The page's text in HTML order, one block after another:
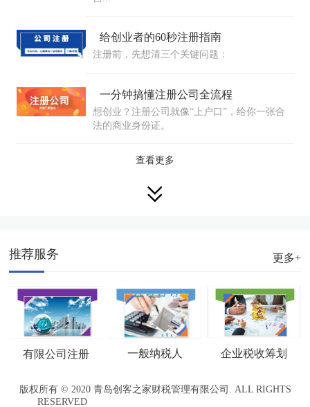
给创业者的60秒注册指南
注册前，先想清三个关键问题：
一分钟搞懂注册公司全流程
想创业？注册公司就像“上户口”，给你一张合
法的商业身份证。
查看更多
推荐服务 更多+
有限公司注册 一般纳税人 企业税收筹划
版权所有 © 2020 青岛创客之家财税管理有限公司. ALL RIGHTS
RESERVED